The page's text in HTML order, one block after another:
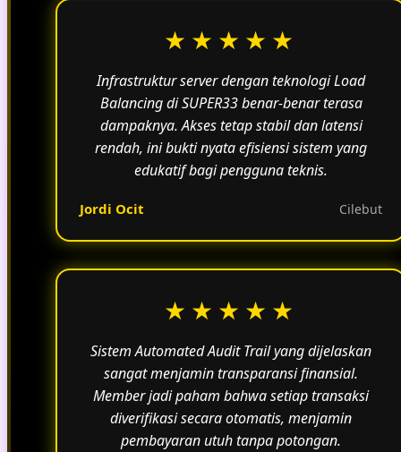
★★★★★
Infrastruktur server dengan teknologi Load
Balancing di SUPER33 benar-benar terasa
dampaknya. Akses tetap stabil dan latensi
rendah, ini bukti nyata efisiensi sistem yang
edukatif bagi pengguna teknis.
Jordi Ocit Cilebut
★★★★★
Sistem Automated Audit Trail yang dijelaskan
sangat menjamin transparansi finansial.
Member jadi paham bahwa setiap transaksi
diverifikasi secara otomatis, menjamin
pembayaran utuh tanpa potongan.